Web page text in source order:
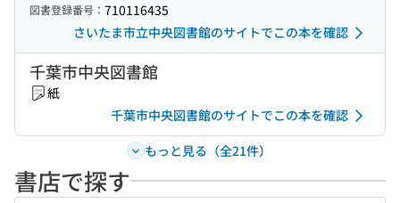
図書登録番号： 710116435
さいたま市立中央図書館のサイトでこの本を確認
千葉市中央図書館
紙
千葉市中央図書館のサイトでこの本を確認
もっと見る（全21件）
書店で探す